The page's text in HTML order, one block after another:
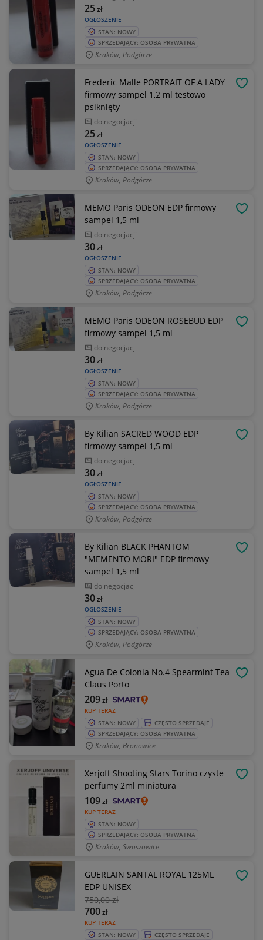
OGŁOSZENIE
25zł
STAN: NOWY
SPRZEDAJĄCY: OSOBA PRYWATNA
Kraków, Podgórze
Frederic Malle PORTRAIT OF A LADY
firmowy sampel 1,2 ml testowo
psiknięty
do negocjacji
OGŁOSZENIE
25zł
STAN: NOWY
SPRZEDAJĄCY: OSOBA PRYWATNA
Kraków, Podgórze
MEMO Paris ODEON EDP firmowy
sampel 1,5 ml
do negocjacji
OGŁOSZENIE
30zł
STAN: NOWY
SPRZEDAJĄCY: OSOBA PRYWATNA
Kraków, Podgórze
MEMO Paris ODEON ROSEBUD EDP
firmowy sampel 1,5 ml
do negocjacji
OGŁOSZENIE
30zł
STAN: NOWY
SPRZEDAJĄCY: OSOBA PRYWATNA
Kraków, Podgórze
By Kilian SACRED WOOD EDP
firmowy sampel 1,5 ml
do negocjacji
OGŁOSZENIE
30zł
STAN: NOWY
SPRZEDAJĄCY: OSOBA PRYWATNA
Kraków, Podgórze
By Kilian BLACK PHANTOM
"MEMENTO MORI" EDP firmowy
sampel 1,5 ml
do negocjacji
OGŁOSZENIE
30zł
STAN: NOWY
SPRZEDAJĄCY: OSOBA PRYWATNA
Kraków, Podgórze
Agua De Colonia No.4 Spearmint Tea
Claus Porto
KUP TERAZ
209zł
STAN: NOWY
CZĘSTO SPRZEDAJE
SPRZEDAJĄCY: OSOBA PRYWATNA
Kraków, Bronowice
Xerjoff Shooting Stars Torino czyste
perfumy 2ml miniatura
KUP TERAZ
109zł
STAN: NOWY
SPRZEDAJĄCY: OSOBA PRYWATNA
Kraków, Swoszowice
GUERLAIN SANTAL ROYAL 125ML
EDP UNISEX
750,00 zł
KUP TERAZ
700zł
STAN: NOWY
CZĘSTO SPRZEDAJE